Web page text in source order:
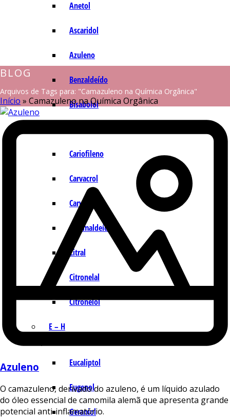
Anetol
Ascaridol
Azuleno
Benzaldeído
Bisabolol
Cariofileno
Carvacrol
Carvona
Cinamaldeído
Citral
Citronelal
Citronelol
E – H
Eucaliptol
Eugenol
Geraniol
BLOG
Arquivos de Tags para: "Camazuleno na Química Orgânica"
Início » Camazuleno na Química Orgânica
Azuleno
O camazuleno, derivado do azuleno, é um líquido azulado
do óleo essencial de camomila alemã que apresenta grande
potencial anti-inflamatório.